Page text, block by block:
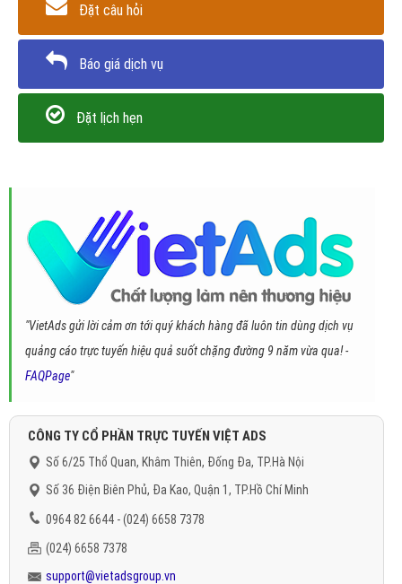
Đặt câu hỏi
Báo giá dịch vụ
Đặt lịch hẹn
"VietAds gửi lời cảm ơn tới quý khách hàng đã luôn tin dùng dịch vụ
quảng cáo trực tuyến hiệu quả suốt chặng đường 9 năm vừa qua! -
FAQPage"
CÔNG TY CỔ PHẦN TRỰC TUYẾN VIỆT ADS
Số 6/25 Thổ Quan, Khâm Thiên, Đống Đa, TP.Hà Nội
Số 36 Điện Biên Phủ, Đa Kao, Quận 1, TP.Hồ Chí Minh
0964 82 6644 - (024) 6658 7378
(024) 6658 7378
support@vietadsgroup.vn